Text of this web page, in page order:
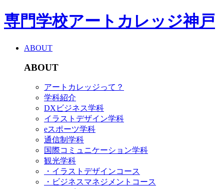
専門学校アートカレッジ神戸
ABOUT
ABOUT
アートカレッジって？
学科紹介
DXビジネス学科
イラストデザイン学科
eスポーツ学科
通信制学科
国際コミュニケーション学科
観光学科
・イラストデザインコース
・ビジネスマネジメントコース